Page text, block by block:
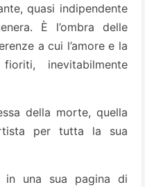
quasi indipendente
È l’ombra delle
a cui l’amore e la
inevitabilmente
della morte, quella
per tutta la sua
in una sua pagina di